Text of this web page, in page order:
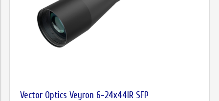
Vector Optics Veyron 6-24x44IR SFP